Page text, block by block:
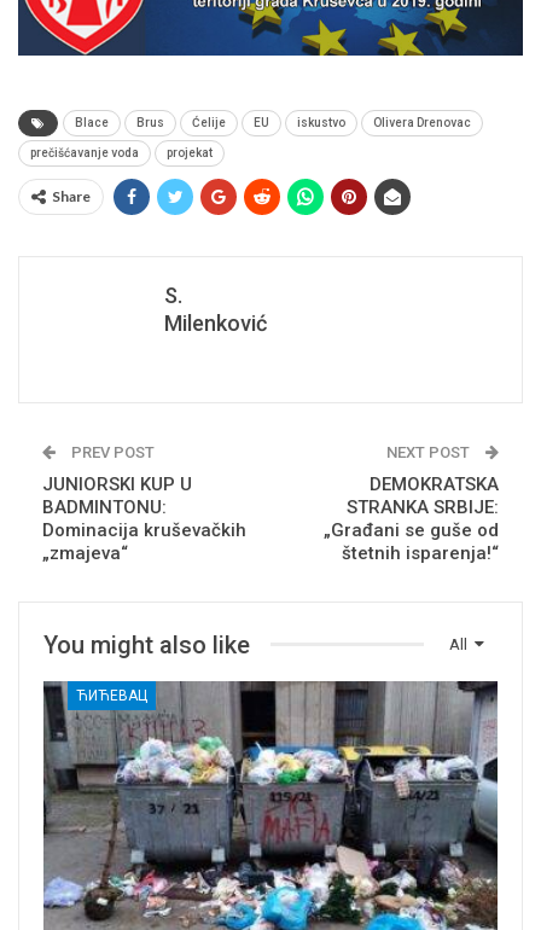
Blace Brus Ćelije EU iskustvo Olivera Drenovac
prečišćavanje voda projekat
Share
S.
Milenković
PREV POST
JUNIORSKI KUP U
BADMINTONU:
Dominacija kruševačkih
„zmajeva“
NEXT POST
DEMOKRATSKA
STRANKA SRBIJE:
„Građani se guše od
štetnih isparenja!“
All
You might also like
ЋИЋЕВАЦ